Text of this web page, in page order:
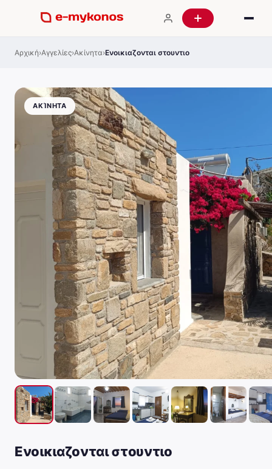
Αρχική›Αγγελίες›Ακίνητα›Ενοικιαζονται στουντιο
ΑΚΊΝΗΤΑ
Ενοικιαζονται στουντιο